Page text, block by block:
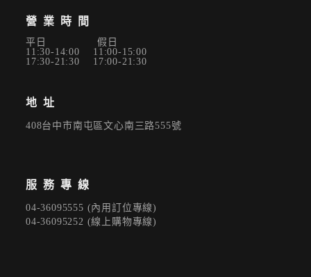
忘記密碼？
營業時間
平日 假日
11:30-14:00 11:00-15:00
17:30-21:30 17:00-21:30
地址
408台中市南屯區文心南三路555號
服務專線
04-36095555 (內用訂位專線)
04-36095252 (線上購物專線)